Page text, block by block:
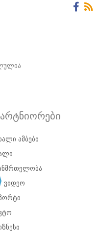
ამბები
ვიდეო